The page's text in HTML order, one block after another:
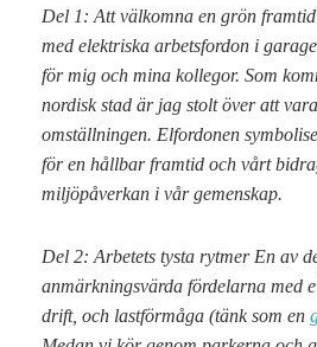
Del 1: Att välkomna en grön
med elektriska arbetsfordon i
för mig och mina kollegor. Som
nordisk stad är jag stolt över att
omställningen. Elfordonen
för en hållbar framtid och vårt
miljöpåverkan i vår gemenskap.
Del 2: Arbetets tysta rytmer En av
anmärkningsvärda fördelarna med
drift, och lastförmåga (tänk som en